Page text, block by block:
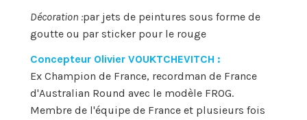
Décoration :par jets de peintures sous forme de
goutte ou par sticker pour le rouge
Concepteur Olivier VOUKTCHEVITCH :
Ex Champion de France, recordman de France
d'Australian Round avec le modèle FROG.
Membre de l'équipe de France et plusieurs fois